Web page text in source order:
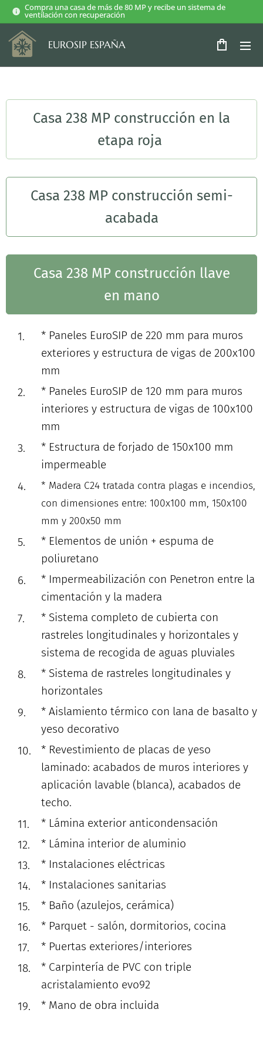
Compra una casa de más de 80 MP y recibe un sistema de
ventilación con recuperación
EUROSIP ESPAÑA
Casa 238 MP construcción en la
etapa roja
Casa 238 MP construcción semi-
acabada
Casa 238 MP construcción llave
en mano
* Paneles EuroSIP de 220 mm para muros
exteriores y estructura de vigas de 200x100
mm
* Paneles EuroSIP de 120 mm para muros
interiores y estructura de vigas de 100x100
mm
* Estructura de forjado de 150x100 mm
impermeable
* Madera C24 tratada contra plagas e incendios,
con dimensiones entre: 100x100 mm, 150x100
mm y 200x50 mm
* Elementos de unión + espuma de
poliuretano
* Impermeabilización con Penetron entre la
cimentación y la madera
* Sistema completo de cubierta con
rastreles longitudinales y horizontales y
sistema de recogida de aguas pluviales
* Sistema de rastreles longitudinales y
horizontales
* Aislamiento térmico con lana de basalto y
yeso decorativo
* Revestimiento de placas de yeso
laminado: acabados de muros interiores y
aplicación lavable (blanca), acabados de
techo.
* Lámina exterior anticondensación
* Lámina interior de aluminio
* Instalaciones eléctricas
* Instalaciones sanitarias
* Baño (azulejos, cerámica)
* Parquet - salón, dormitorios, cocina
* Puertas exteriores/interiores
* Carpintería de PVC con triple
acristalamiento evo92
* Mano de obra incluida